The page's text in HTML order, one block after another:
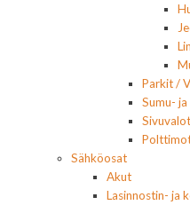
Parkit /
Sumu-
Sähköosat
Akut
Lasinnostin- ja